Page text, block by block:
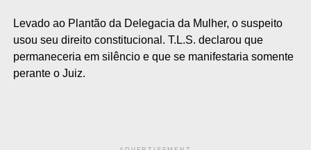
Levado ao Plantão da Delegacia da Mulher, o suspeito
usou seu direito constitucional. T.L.S. declarou que
permaneceria em silêncio e que se manifestaria somente
perante o Juiz.